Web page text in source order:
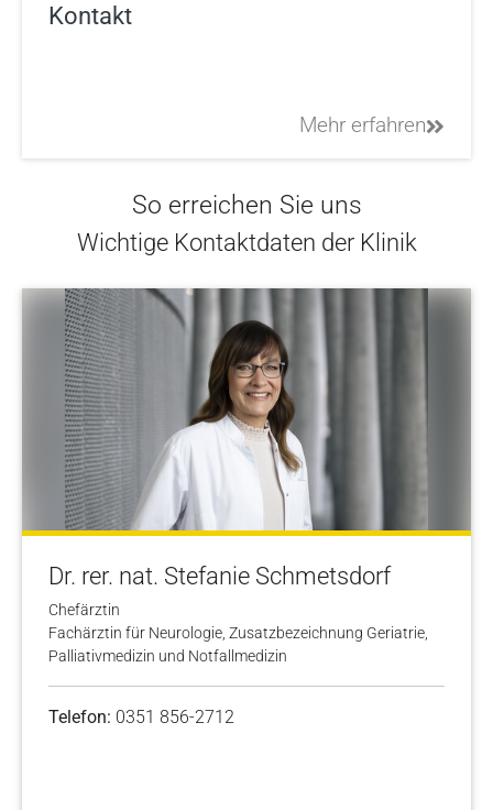
Kontakt
Mehr erfahren
So erreichen Sie uns
Wichtige Kontaktdaten der Klinik
Dr. rer. nat. Stefanie Schmetsdorf
Chefärztin
Fachärztin für Neurologie, Zusatzbezeichnung Geriatrie,
Palliativmedizin und Notfallmedizin
Telefon: 0351 856-2712